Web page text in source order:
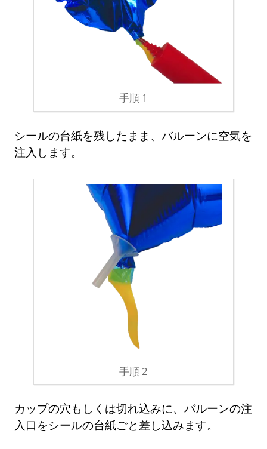
手順 1
シールの台紙を残したまま、バルーンに空気を
注入します。
手順 2
カップの穴もしくは切れ込みに、バルーンの注
入口をシールの台紙ごと差し込みます。